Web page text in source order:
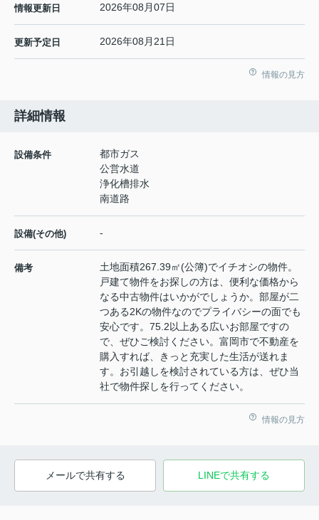
情報更新日 2026年08月07日
更新予定日 2026年08月21日
情報の見方
詳細情報
設備条件
都市ガス
公営水道
浄化槽排水
南道路
設備(その他) -
備考
土地面積267.39㎡(公簿)でイチオシの物件。
戸建て物件をお探しの方は、便利な価格から
なる中古物件はいかがでしょうか。部屋が二
つある2Kの物件なのでプライバシーの面でも
安心です。75.2以上ある広いお部屋ですの
で、ぜひご検討ください。富岡市で不動産を
購入すれば、きっと充実した生活が送れま
す。お引越しを検討されている方は、ぜひ当
社で物件探しを行ってください。
情報の見方
メールで共有する LINEで共有する